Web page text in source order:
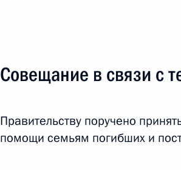
Поездка в Северную Осетию.
антитеррористического комитета
Совещание в связи с
Правительству поручено
помощи семьям погибших и